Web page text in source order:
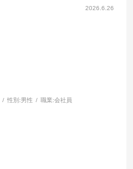
2026.6.26
性別:男性 職業:会社員